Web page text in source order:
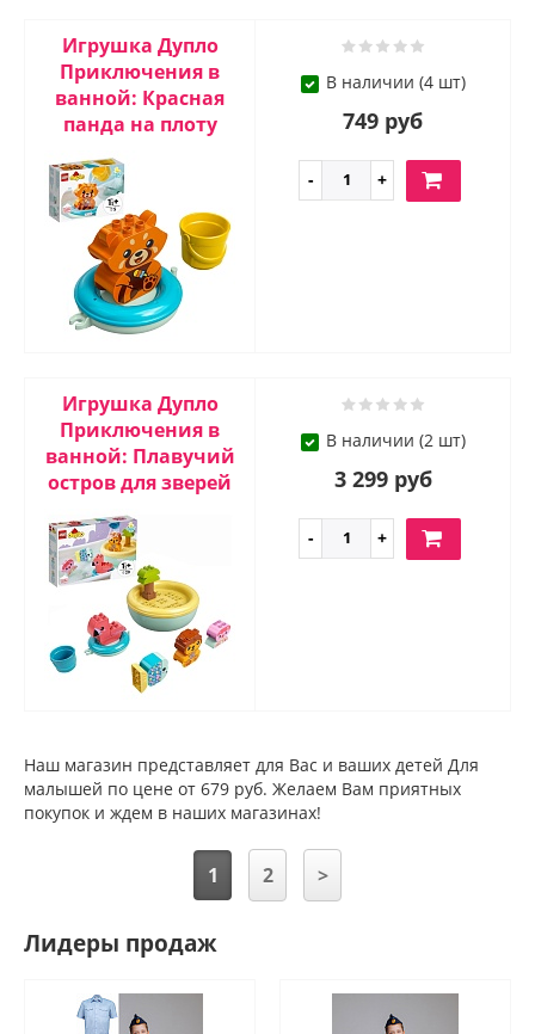
Игрушка Дупло
Приключения в
ванной: Красная
панда на плоту
В наличии (4 шт)
749 руб
Игрушка Дупло
Приключения в
ванной: Плавучий
остров для зверей
В наличии (2 шт)
3 299 руб
Наш магазин представляет для Вас и ваших детей Для
малышей по цене от 679 руб. Желаем Вам приятных
покупок и ждем в наших магазинах!
1 2 >
Лидеры продаж